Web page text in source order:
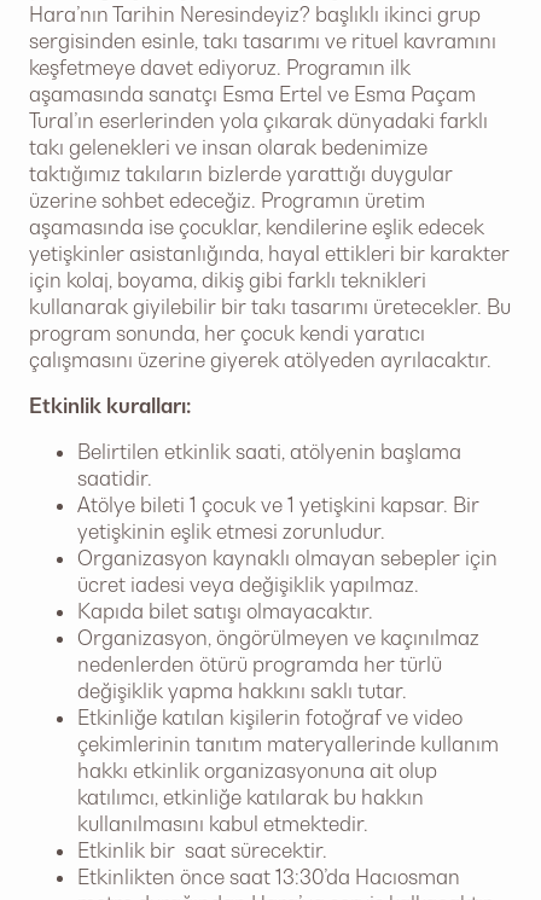
Hara’nın Tarihin Neresindeyiz? başlıklı ikinci grup
sergisinden esinle, takı tasarımı ve rituel kavramını
keşfetmeye davet ediyoruz. Programın ilk
aşamasında sanatçı Esma Ertel ve Esma Paçam
Tural’ın eserlerinden yola çıkarak dünyadaki farklı
takı gelenekleri ve insan olarak bedenimize
taktığımız takıların bizlerde yarattığı duygular
üzerine sohbet edeceğiz. Programın üretim
aşamasında ise çocuklar, kendilerine eşlik edecek
yetişkinler asistanlığında, hayal ettikleri bir karakter
için kolaj, boyama, dikiş gibi farklı teknikleri
kullanarak giyilebilir bir takı tasarımı üretecekler. Bu
program sonunda, her çocuk kendi yaratıcı
çalışmasını üzerine giyerek atölyeden ayrılacaktır.
Etkinlik kuralları:
Belirtilen etkinlik saati, atölyenin başlama
saatidir.
Atölye bileti 1 çocuk ve 1 yetişkini kapsar. Bir
yetişkinin eşlik etmesi zorunludur.
Organizasyon kaynaklı olmayan sebepler için
ücret iadesi veya değişiklik yapılmaz.
Kapıda bilet satışı olmayacaktır.
Organizasyon, öngörülmeyen ve kaçınılmaz
nedenlerden ötürü programda her türlü
değişiklik yapma hakkını saklı tutar.
Etkinliğe katılan kişilerin fotoğraf ve video
çekimlerinin tanıtım materyallerinde kullanım
hakkı etkinlik organizasyonuna ait olup
katılımcı, etkinliğe katılarak bu hakkın
kullanılmasını kabul etmektedir.
Etkinlik bir saat sürecektir.
Etkinlikten önce saat 13:30’da Hacıosman